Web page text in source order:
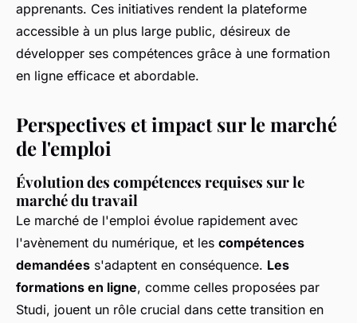
apprenants. Ces initiatives rendent la plateforme
accessible à un plus large public, désireux de
développer ses compétences grâce à une formation
en ligne efficace et abordable.
Perspectives et impact sur le marché
de l'emploi
Évolution des compétences requises sur le
marché du travail
Le marché de l'emploi évolue rapidement avec
l'avènement du numérique, et les compétences
demandées s'adaptent en conséquence. Les
formations en ligne, comme celles proposées par
Studi, jouent un rôle crucial dans cette transition en